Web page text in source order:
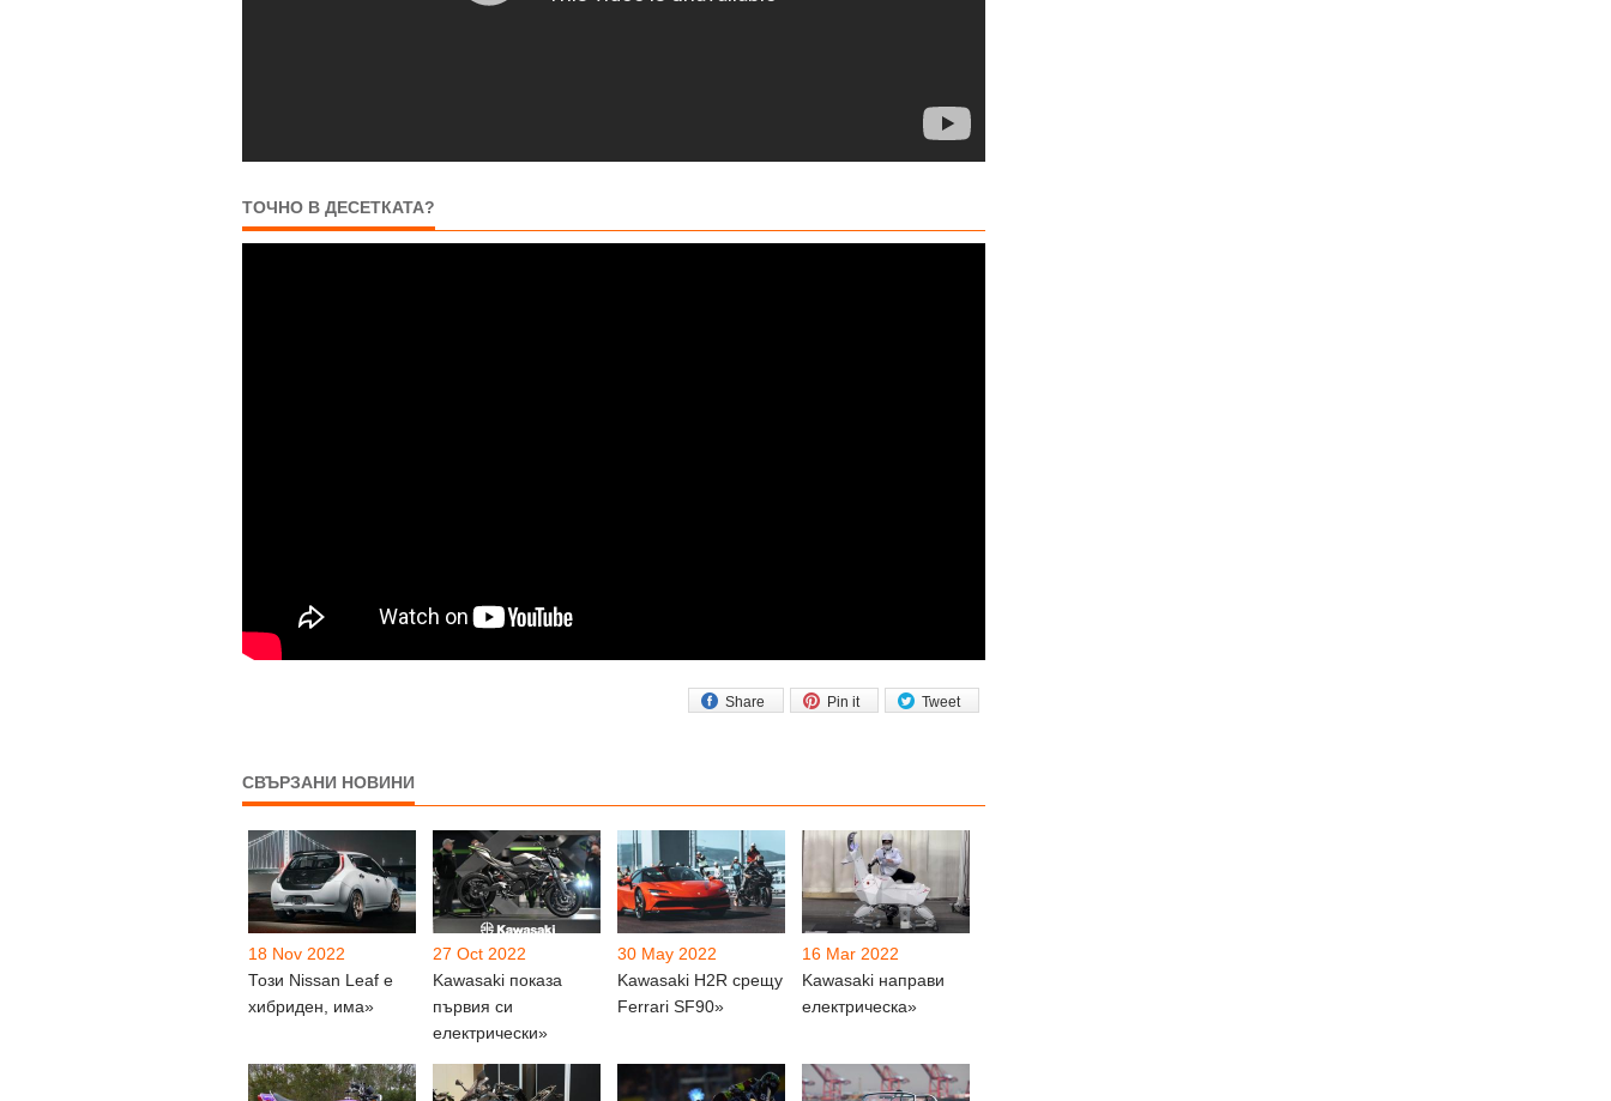
ТОЧНО В ДЕСЕТКАТА?
Tweet
Pin it
Share
СВЪРЗАНИ НОВИНИ
18 Nov 2022
Този Nissan Leaf е
хибриден, има»
27 Oct 2022
Kawasaki показа
първия си
електрически»
30 May 2022
Kawasaki H2R срещу
Ferrari SF90»
16 Mar 2022
Kawasaki направи
електрическа»